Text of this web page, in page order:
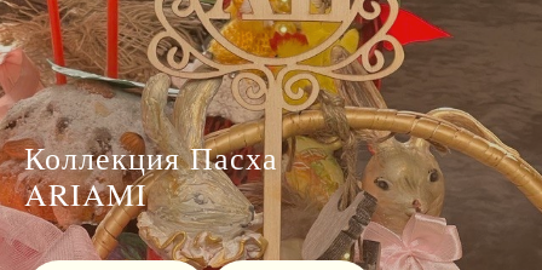
Коллекция Пасха
ARIAMI